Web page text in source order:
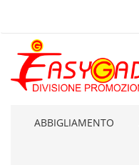
ABBIGLIAMENTO